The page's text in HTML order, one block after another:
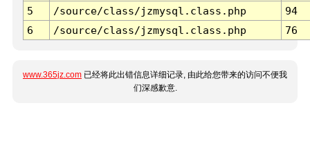
5
/source/class/jzmysql.class.php
94
6
/source/class/jzmysql.class.php 76
www.365jz.com 已经将此出错信息详细记录, 由此给您带来的访问不便我
们深感歉意.